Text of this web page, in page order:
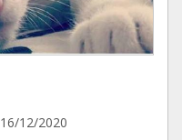
16/12/2020